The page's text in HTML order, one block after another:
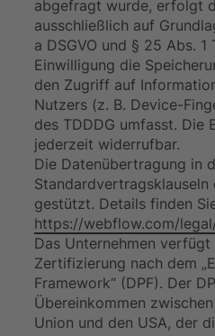
abgefragt wurde, erfolgt
ausschließlich auf
a DSGVO und § 25 Abs.
Einwilligung die
den Zugriff auf
Nutzers (z. B. Device-
des TDDDG umfasst. Die
jederzeit widerrufbar.
Die Datenübertragung in
Standardvertragsklauseln
gestützt. Details finden
https://webflow.com/
Das Unternehmen verfügt
Zertifizierung nach dem
Framework“ (DPF). Der
Übereinkommen
Union und den USA, der